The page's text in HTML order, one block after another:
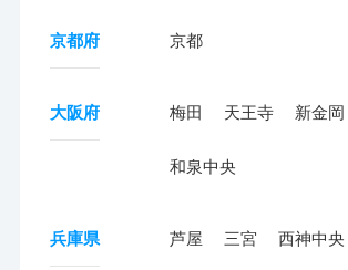
京都府 京都
大阪府 梅田 天王寺 新金岡
和泉中央
兵庫県 芦屋 三宮 西神中央